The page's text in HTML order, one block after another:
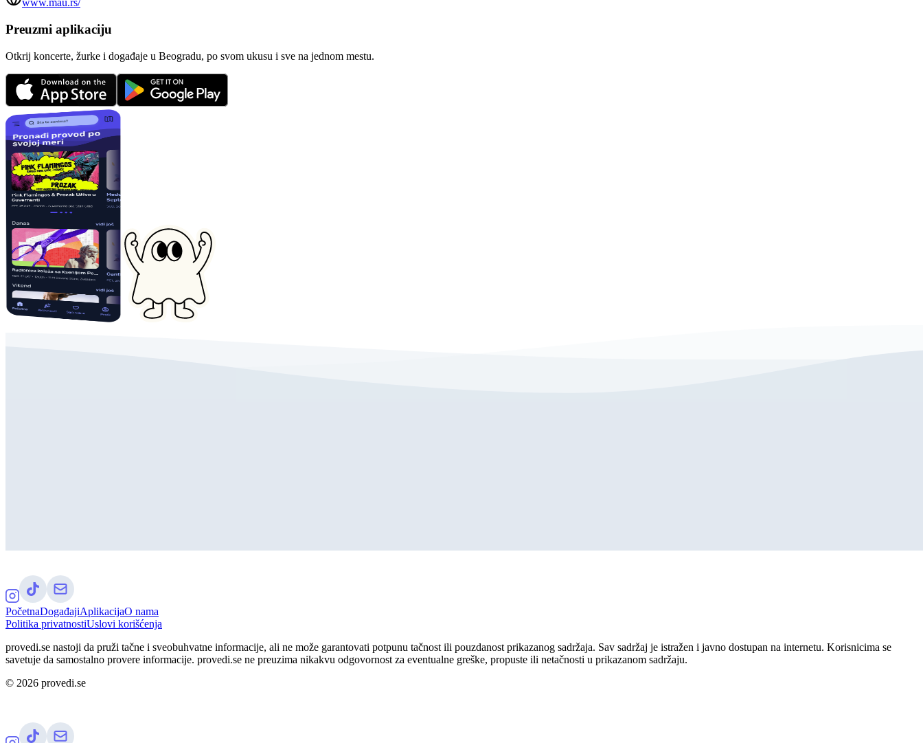
www.mau.rs/
Preuzmi aplikaciju
Otkrij koncerte, žurke i događaje u Beogradu, po svom ukusu i sve na jednom mestu.
PočetnaDogađajiAplikacijaO nama
Politika privatnostiUslovi korišćenja
provedi.se nastoji da pruži tačne i sveobuhvatne informacije, ali ne može garantovati potpunu tačnost ili pouzdanost prikazanog sadržaja. Sav sadržaj je istražen i javno dostupan na internetu. Korisnicima se
savetuje da samostalno provere informacije. provedi.se ne preuzima nikakvu odgovornost za eventualne greške, propuste ili netačnosti u prikazanom sadržaju.
© 2026 provedi.se